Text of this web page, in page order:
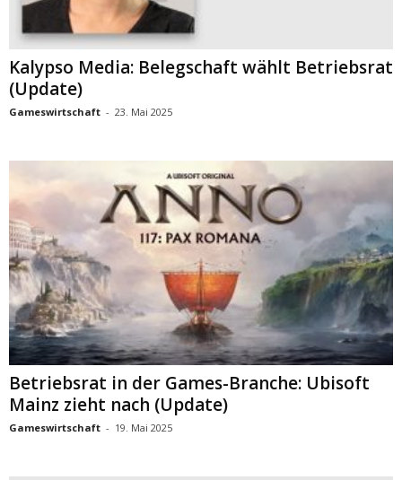
Kalypso Media: Belegschaft wählt Betriebsrat
(Update)
Gameswirtschaft - 23. Mai 2025
Betriebsrat in der Games-Branche: Ubisoft
Mainz zieht nach (Update)
Gameswirtschaft - 19. Mai 2025